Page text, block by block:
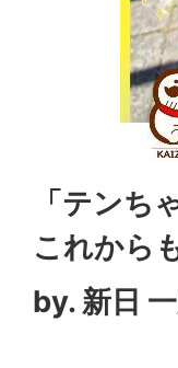
「テンち
これから
by. 新日